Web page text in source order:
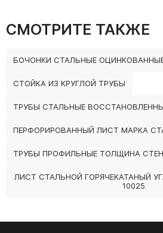
СМОТРИТЕ ТАКЖЕ
БОЧОНКИ СТАЛЬНЫЕ
СТОЙКА ИЗ КРУГЛОЙ ТРУБЫ
ТРУБЫ СТАЛЬНЫЕ
ПЕРФОРИРОВАННЫЙ ЛИСТ МАРКА
ТРУБЫ ПРОФИЛЬНЫЕ ТОЛЩИНА
ЛИСТ СТАЛЬНОЙ ГОРЯЧЕКАТАНЫЙ
10025